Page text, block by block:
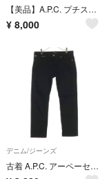
【美品】A.P.C. プチスタンダード ウォッシュドブラック デニム 34 リゾルト プチニュースタンダード
¥ 8,000
デニム/ジーンズ
古着 A.P.C. アーペーセー デニムパンツ w33 ブラック メンズ